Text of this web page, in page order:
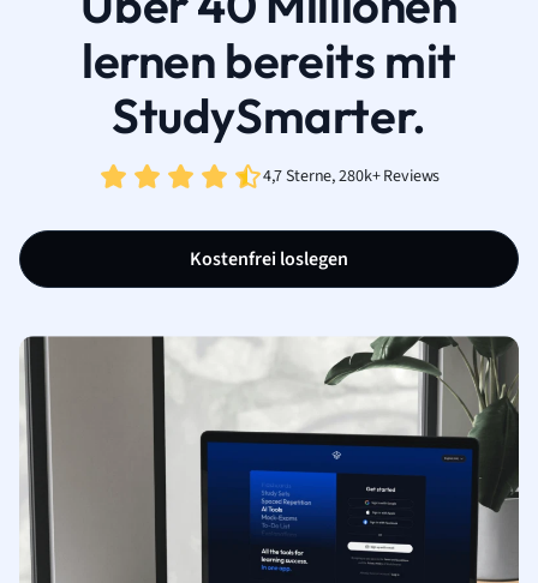
lernen bereits mit
StudySmarter.
4,7 Sterne, 280k+ Reviews
Kostenfrei loslegen